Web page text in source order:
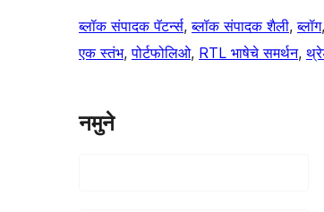
ब्लॉक संपादक पॅटर्न्स, ब्लॉक संपादक शैली, ब्लॉग
एक स्तंभ, पोर्टफोलिओ, RTL भाषेचे समर्थन,
नमुने